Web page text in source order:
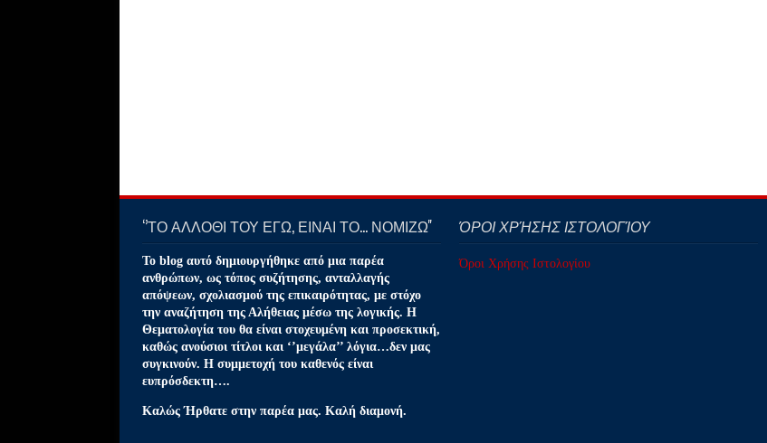
‘’ΤΟ ΑΛΛΟΘΙ ΤΟΥ ΕΓΩ, ΕΙΝΑΙ ΤΟ… ΝΟΜΙΖΩ''
Το blog αυτό δημιουργήθηκε από μια παρέα
ανθρώπων, ως τόπος συζήτησης, ανταλλαγής
απόψεων, σχολιασμού της επικαιρότητας, με στόχο
την αναζήτηση της Αλήθειας μέσω της λογικής. Η
Θεματολογία του θα είναι στοχευμένη και προσεκτική,
καθώς ανούσιοι τίτλοι και ‘’μεγάλα’’ λόγια…δεν μας
συγκινούν. Η συμμετοχή του καθενός είναι
ευπρόσδεκτη….
Καλώς Ήρθατε στην παρέα μας. Καλή διαμονή.
ΌΡΟΙ ΧΡΉΣΗΣ ΙΣΤΟΛΟΓΊΟΥ
Όροι Χρήσης Ιστολογίου